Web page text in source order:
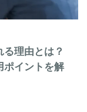
理由とは？
ポイントを解